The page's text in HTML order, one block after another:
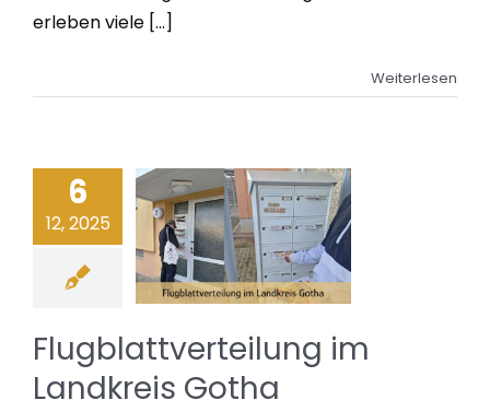
erleben viele [...]
Weiterlesen
6
12, 2025
Flugblattverteilung im
Landkreis Gotha